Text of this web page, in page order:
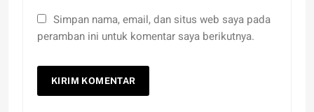
Simpan nama, email, dan situs web saya pada
peramban ini untuk komentar saya berikutnya.